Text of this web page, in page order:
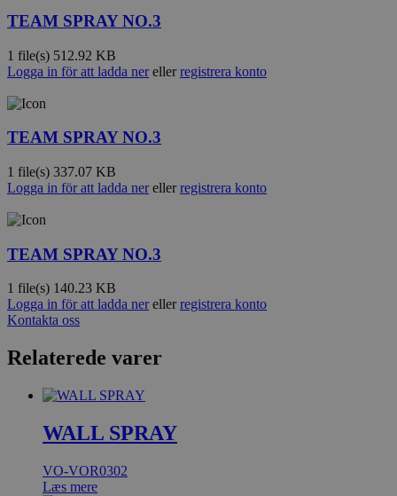
TEAM SPRAY NO.3
1 file(s) 512.92 KB
Logga in för att ladda nerellerregistrera konto
TEAM SPRAY NO.3
1 file(s) 337.07 KB
Logga in för att ladda nerellerregistrera konto
TEAM SPRAY NO.3
1 file(s) 140.23 KB
Logga in för att ladda nerellerregistrera konto
Kontakta oss
Relaterede varer
WALL SPRAY
VO-VOR0302
Læs mere